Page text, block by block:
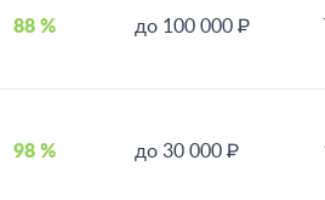
88 % до 100 000 ₽
98 % до 30 000 ₽